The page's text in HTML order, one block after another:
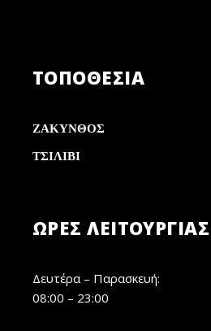
ΤΟΠΟΘΕΣΙΑ
ΖΑΚΥΝΘΟΣ
ΤΣΙΛΙΒΙ
ΏΡΕΣ ΛΕΙΤΟΥΡΓΊΑΣ
Δευτέρα – Παρασκευή:
08:00 – 23:00